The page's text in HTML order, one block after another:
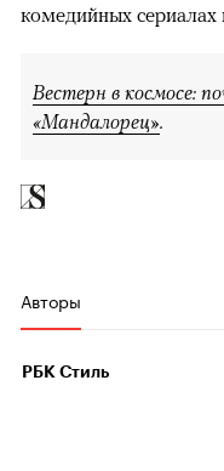
комедийных
Вестерн в космосе:
«Мандалорец».
Авторы
РБК Стиль